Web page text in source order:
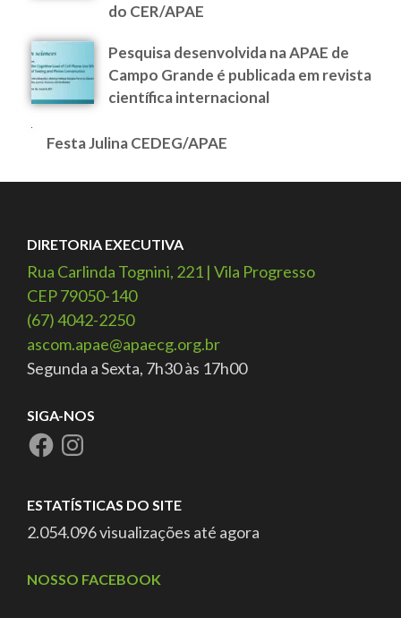
do CER/APAE
Pesquisa desenvolvida na APAE de
Campo Grande é publicada em revista
científica internacional
Festa Julina CEDEG/APAE
DIRETORIA EXECUTIVA
Rua Carlinda Tognini, 221 | Vila Progresso
CEP 79050-140
(67) 4042-2250
ascom.apae@apaecg.org.br
Segunda a Sexta, 7h30 às 17h00
SIGA-NOS
ESTATÍSTICAS DO SITE
2.054.096 visualizações até agora
NOSSO FACEBOOK